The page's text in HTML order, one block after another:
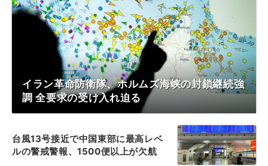
イラン革命防衛隊、ホルムズ海峡の封鎖継続強
調 全要求の受け入れ迫る
台風13号接近で中国東部に最高レベ
ルの警戒警報、1500便以上が欠航